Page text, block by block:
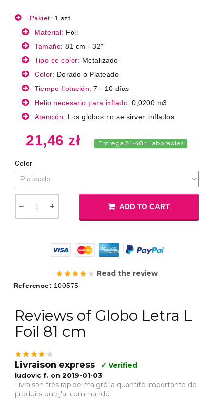
Pakiet: 1 szt
Material: Foil
Tamaño: 81 cm - 32"
Tipo de color: Metalizado
Color: Dorado o Plateado
Tiempo flotación: 7 - 10 días
Helio necesario para inflado: 0,0200 m3
Atención: Los globos no se sirven inflados
21,46 zł Entrega 24-48h Laborables
Color
ADD TO CART
Read the review
Reference: 100575
Reviews of Globo Letra L
Foil 81 cm
Livraison express
✓ Verified
ludovic f. on 2019-01-03
Livraison très rapide malgré la quantité importante de
produits que j'ai commandé